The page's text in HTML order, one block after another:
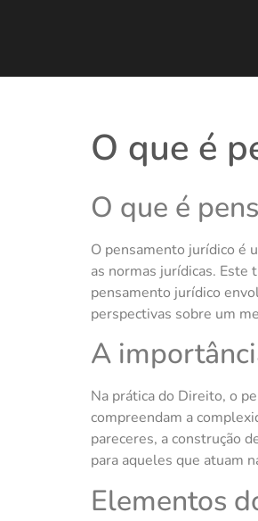
O que é
O que é
O pensamento jurídico é
as normas jurídicas. Este
pensamento jurídico
perspectivas sobre um
A
Na prática do Direito, o
compreendam a
pareceres, a construção
para aqueles que atuam
Elementos